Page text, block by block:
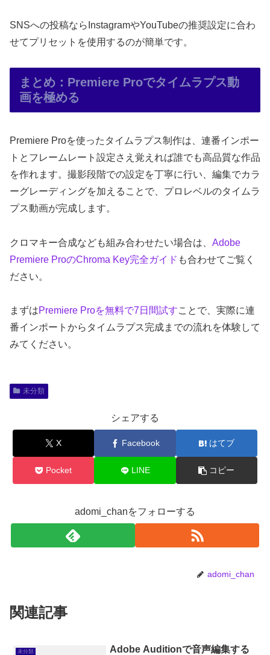
SNSへの投稿ならInstagramやYouTubeの推奨設定に合わ
せてプリセットを使用するのが簡単です。
まとめ：Premiere Proでタイムラプス動
画を極める
Premiere Proを使ったタイムラプス制作は、連番インポー
トとフレームレート設定さえ覚えれば誰でも高品質な作品
を作れます。撮影段階での設定を丁寧に行い、編集でカラ
ーグレーディングを加えることで、プロレベルのタイムラ
プス動画が完成します。
クロマキー合成なども組み合わせたい場合は、 Adobe
Premiere ProのChroma Key完全ガイド も合わせてご覧く
ださい。
まずはPremiere Proを無料で7日間試すことで、実際に連
番インポートからタイムラプス完成までの流れを体験して
みてください。
未分類
シェアする
X Facebook はてブ
Pocket LINE コピー
adomi_chanをフォローする
adomi_chan
関連記事
未分類
Adobe Auditionで音声編集する